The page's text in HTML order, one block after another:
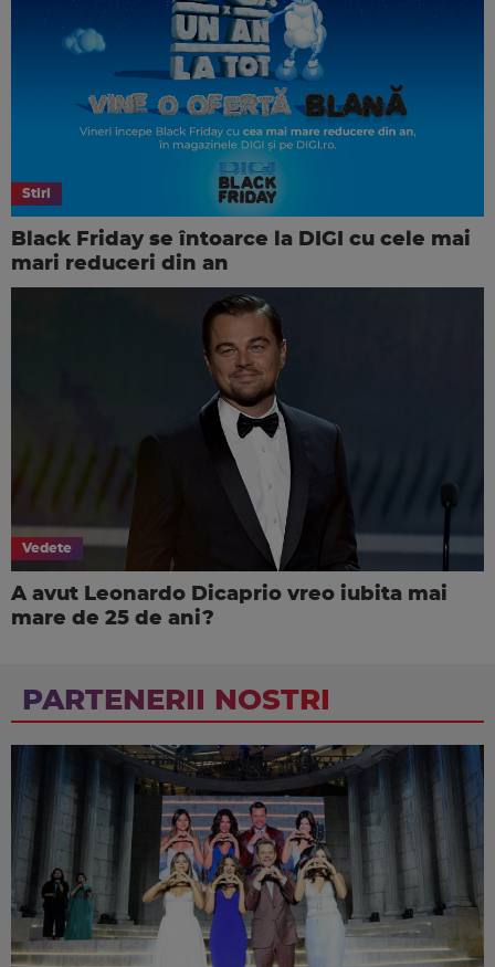
Stiri
Black Friday se întoarce la DIGI cu cele mai
mari reduceri din an
Vedete
A avut Leonardo Dicaprio vreo iubita mai
mare de 25 de ani?
PARTENERII NOSTRI